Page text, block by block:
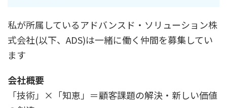
私が所属しているアドバンスド・ソリューション株
式会社(以下、ADS)は一緒に働く仲間を募集してい
ます
会社概要
「技術」×「知恵」＝顧客課題の解決・新しい価値